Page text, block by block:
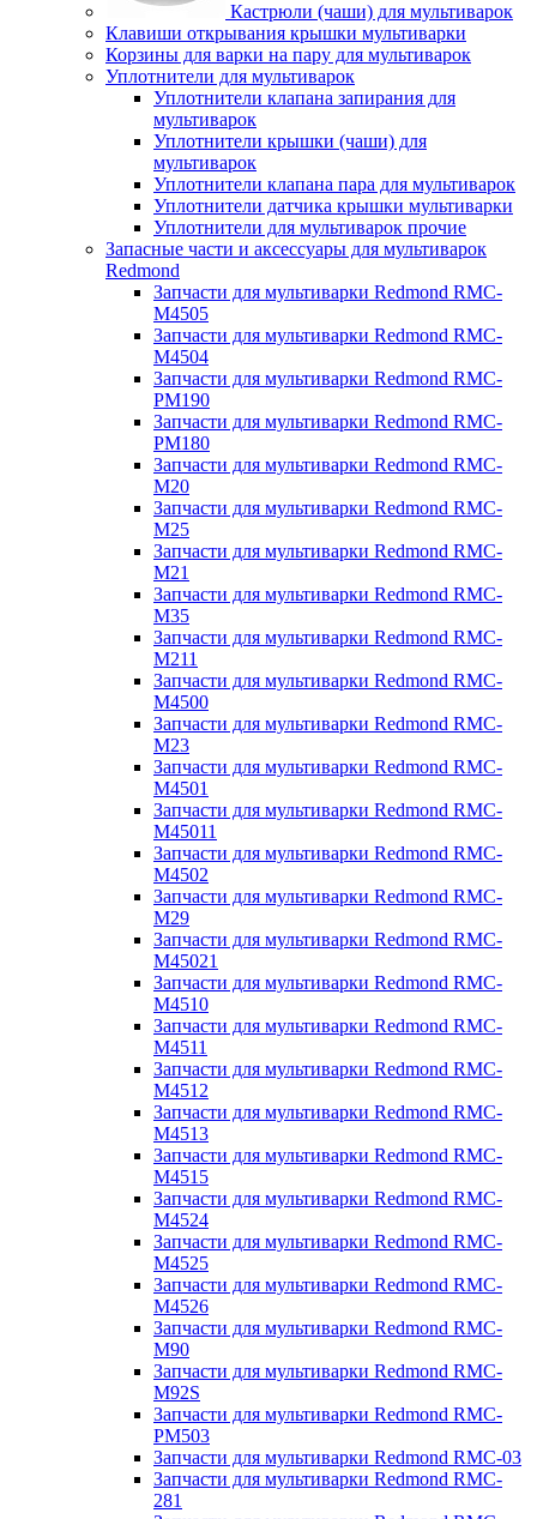
Кастрюли (чаши) для мультиварок
Клавиши открывания крышки мультиварки
Корзины для варки на пару для мультиварок
Уплотнители для мультиварок
Уплотнители клапана запирания для
мультиварок
Уплотнители крышки (чаши) для
мультиварок
Уплотнители клапана пара для мультиварок
Уплотнители датчика крышки мультиварки
Уплотнители для мультиварок прочие
Запасные части и аксессуары для мультиварок
Redmond
Запчасти для мультиварки Redmond RMC-
M4505
Запчасти для мультиварки Redmond RMC-
M4504
Запчасти для мультиварки Redmond RMC-
PM190
Запчасти для мультиварки Redmond RMC-
PM180
Запчасти для мультиварки Redmond RMC-
M20
Запчасти для мультиварки Redmond RMC-
M25
Запчасти для мультиварки Redmond RMC-
M21
Запчасти для мультиварки Redmond RMC-
M35
Запчасти для мультиварки Redmond RMC-
M211
Запчасти для мультиварки Redmond RMC-
M4500
Запчасти для мультиварки Redmond RMC-
M23
Запчасти для мультиварки Redmond RMC-
M4501
Запчасти для мультиварки Redmond RMC-
M45011
Запчасти для мультиварки Redmond RMC-
M4502
Запчасти для мультиварки Redmond RMC-
M29
Запчасти для мультиварки Redmond RMC-
M45021
Запчасти для мультиварки Redmond RMC-
M4510
Запчасти для мультиварки Redmond RMC-
M4511
Запчасти для мультиварки Redmond RMC-
M4512
Запчасти для мультиварки Redmond RMC-
M4513
Запчасти для мультиварки Redmond RMC-
M4515
Запчасти для мультиварки Redmond RMC-
M4524
Запчасти для мультиварки Redmond RMC-
M4525
Запчасти для мультиварки Redmond RMC-
M4526
Запчасти для мультиварки Redmond RMC-
M90
Запчасти для мультиварки Redmond RMC-
M92S
Запчасти для мультиварки Redmond RMC-
PM503
Запчасти для мультиварки Redmond RMC-03
Запчасти для мультиварки Redmond RMC-
281